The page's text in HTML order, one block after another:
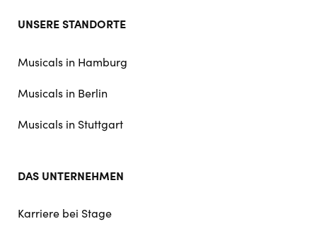
UNSERE STANDORTE
Musicals in Hamburg
Musicals in Berlin
Musicals in Stuttgart
DAS UNTERNEHMEN
Karriere bei Stage